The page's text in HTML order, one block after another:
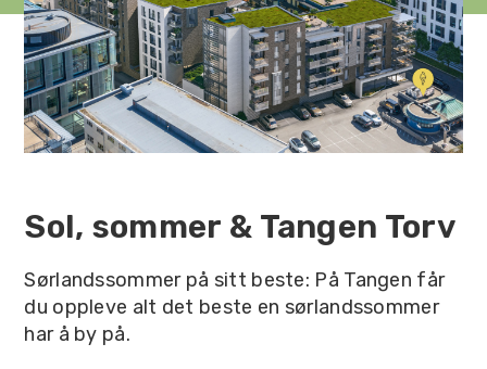
Sol, sommer & Tangen Torv
Sørlandssommer på sitt beste: På Tangen får
du oppleve alt det beste en sørlandssommer
har å by på.